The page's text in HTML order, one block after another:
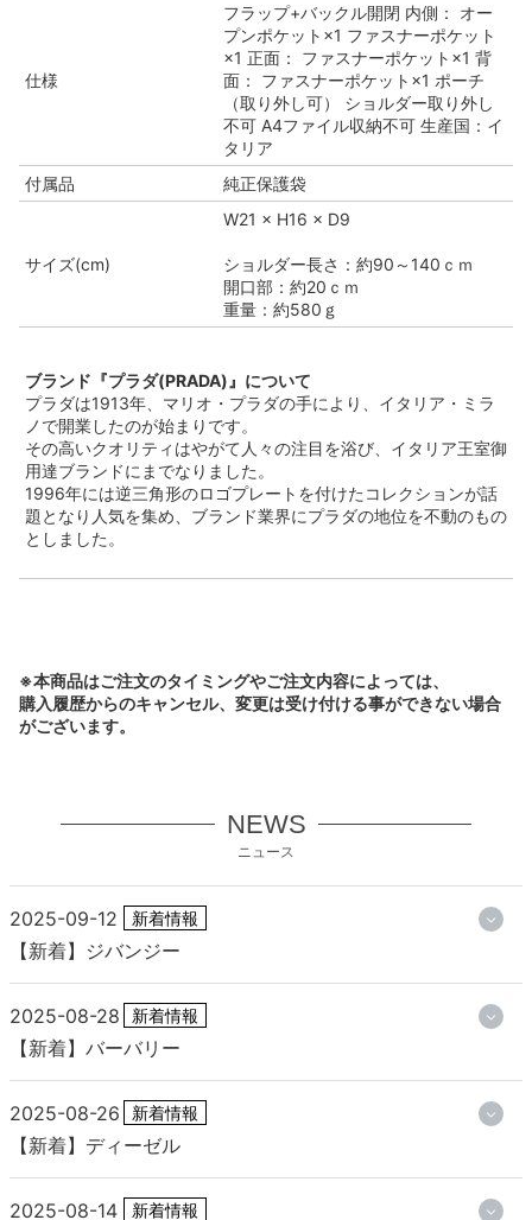
仕様
フラップ+バックル開閉 内側： オー
プンポケット×1 ファスナーポケット
×1 正面： ファスナーポケット×1 背
面： ファスナーポケット×1 ポーチ
（取り外し可） ショルダー取り外し
不可 A4ファイル収納不可 生産国：イ
タリア
付属品
純正保護袋
サイズ(cm)
W21 × H16 × D9
ショルダー長さ：約90～140ｃｍ
開口部：約20ｃｍ
重量：約580ｇ
ブランド『プラダ(PRADA)』について
プラダは1913年、マリオ・プラダの手により、イタリア・ミラ
ノで開業したのが始まりです。
その高いクオリティはやがて人々の注目を浴び、イタリア王室御
用達ブランドにまでなりました。
1996年には逆三角形のロゴプレートを付けたコレクションが話
題となり人気を集め、ブランド業界にプラダの地位を不動のもの
としました。
※本商品はご注文のタイミングやご注文内容によっては、
購入履歴からのキャンセル、変更は受け付ける事ができない場合
がございます。
NEWS
ニュース
2025-09-12 新着情報
【新着】ジバンジー
2025-08-28 新着情報
【新着】バーバリー
2025-08-26 新着情報
【新着】ディーゼル
2025-08-14 新着情報